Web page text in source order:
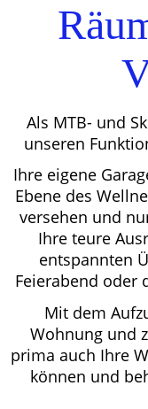
Als MTB- und
unseren
Ihre eigene
Ebene des
versehen und
Ihre teure
entspannten
Feierabend oder
Mit dem
Wohnung und
prima auch Ihre
können und